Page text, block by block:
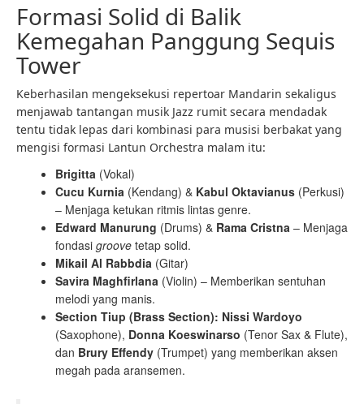
Formasi Solid di Balik
Kemegahan Panggung Sequis
Tower
Keberhasilan mengeksekusi repertoar Mandarin sekaligus
menjawab tantangan musik Jazz rumit secara mendadak
tentu tidak lepas dari kombinasi para musisi berbakat yang
mengisi formasi Lantun Orchestra malam itu:
Brigitta (Vokal)
Cucu Kurnia (Kendang) & Kabul Oktavianus (Perkusi)
– Menjaga ketukan ritmis lintas genre.
Edward Manurung (Drums) & Rama Cristna – Menjaga
fondasi groove tetap solid.
Mikail Al Rabbdia (Gitar)
Savira Maghfirlana (Violin) – Memberikan sentuhan
melodi yang manis.
Section Tiup (Brass Section): Nissi Wardoyo
(Saxophone), Donna Koeswinarso (Tenor Sax & Flute),
dan Brury Effendy (Trumpet) yang memberikan aksen
megah pada aransemen.